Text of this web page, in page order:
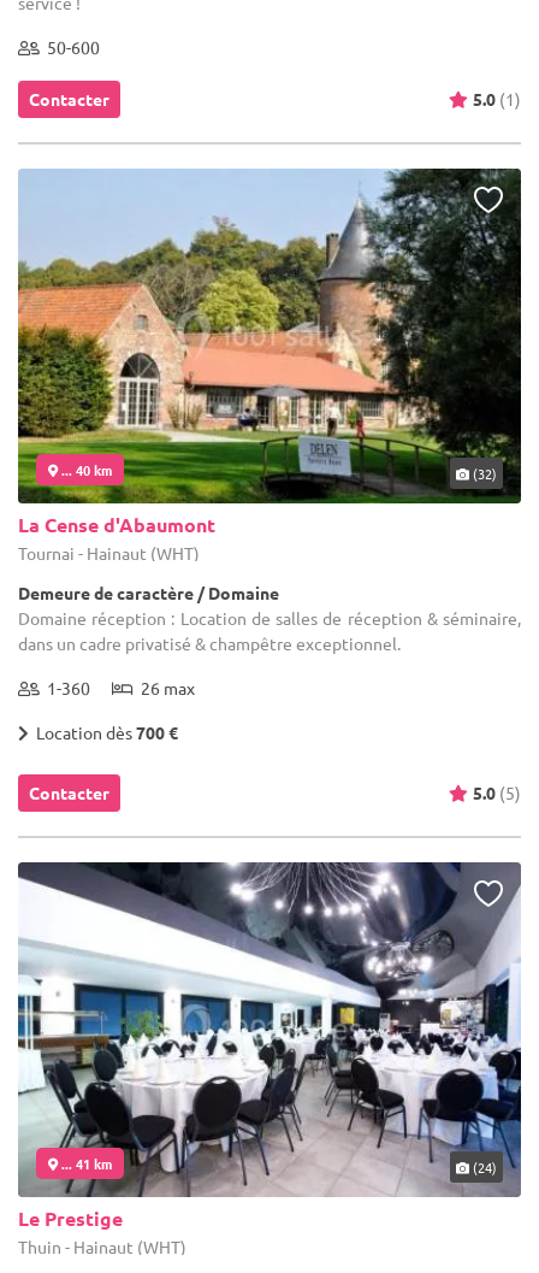
50-600
Contacter 5.0 (1)
... 40 km (32)
La Cense d'Abaumont
Tournai - Hainaut (WHT)
Demeure de caractère / Domaine
Domaine réception : Location de salles de réception & séminaire,
dans un cadre privatisé & champêtre exceptionnel.
1-360 26 max
Location dès700 €
Contacter 5.0 (5)
... 41 km (24)
Le Prestige
Thuin - Hainaut (WHT)